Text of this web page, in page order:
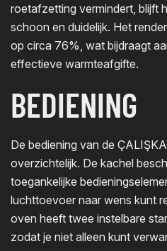
roetafzetting vermindert, blijft
schoon en duidelijk. Het
op circa 76%, wat bijdraagt
effectieve warmteafgifte.
BEDIENING
De bediening van de
overzichtelijk. De kachel
toegankelijke
luchttoevoer naar wens kunt
oven heeft twee instelbare
zodat je niet alleen kunt